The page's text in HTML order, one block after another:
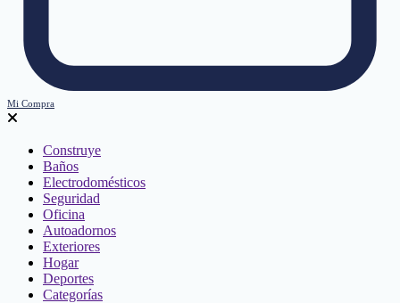
Mi Compra
Construye
Baños
Electrodomésticos
Seguridad
Oficina
Autoadornos
Exteriores
Hogar
Deportes
Categorías